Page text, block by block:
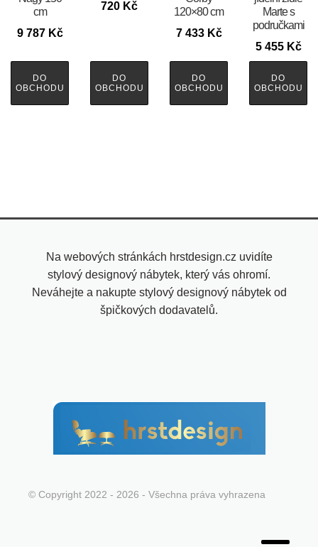
cm
9 787 Kč
DO
OBCHODU
720 Kč
DO
OBCHODU
120×80 cm
7 433 Kč
DO
OBCHODU
Marte s
područkami
5 455 Kč
DO
OBCHODU
Na webových stránkách hrstdesign.cz uvidíte
stylový designový nábytek, který vás ohromí.
Neváhejte a nakupte stylový designový nábytek od
špičkových dodavatelů.
© Copyright 2022 - 2026 - Všechna práva vyhrazena